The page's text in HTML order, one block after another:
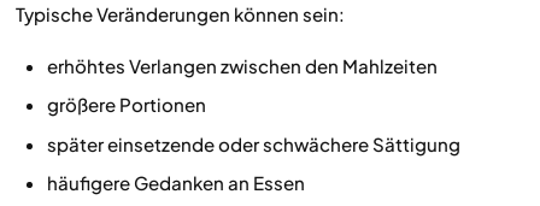
Typische Veränderungen können sein:
erhöhtes Verlangen zwischen den Mahlzeiten
größere Portionen
später einsetzende oder schwächere Sättigung
häufigere Gedanken an Essen